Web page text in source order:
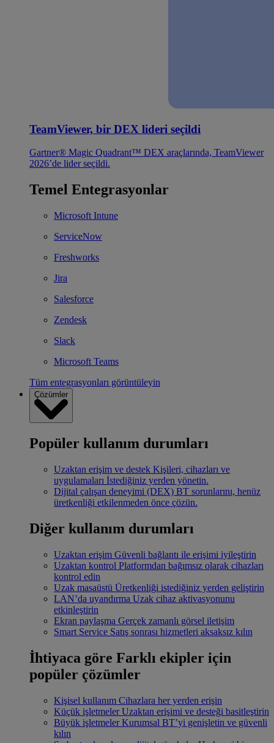
TeamViewer, bir DEX lideri seçildi
Gartner® Magic Quadrant™ DEX araçlarında, TeamViewer
2026’de lider seçildi.
Temel Entegrasyonlar
Microsoft Intune
ServiceNow
Freshworks
Jira
Salesforce
Zendesk
Slack
Microsoft Teams
Tüm entegrasyonları görüntüleyin
Çözümler
Popüler kullanım durumları
Uzaktan erişim ve destek Kişileri, cihazları ve
uygulamaları İstediğiniz yerden yönetin.
Dijital çalışan deneyimi (DEX) BT sorunlarını, henüz
üretkenliği etkilenmeden önce çözün.
Diğer kullanım durumları
Uzaktan erişim Güvenli bağlantı ile erişimi iyileştirin
Uzaktan kontrol Platformdan bağımsız olarak cihazları
kontrol edin
Uzak masaüstü Üretkenliği istediğiniz yerden geliştirin
LAN’da uyandırma Uzak cihaz aktivasyonunu
etkinleştirin
Ekran paylaşma Gerçek zamanlı görsel iletişim
Smart Service Satış sonrası hizmetleri aksaksız kılın
İhtiyaca göre Farklı ekipler için
popüler çözümler
Kişisel kullanım Cihazlara her yerden erişin
Küçük işletmeler Uzaktan erişimi ve desteği basitleştirin
Büyük işletmeler Kurumsal BT’yi genişletin ve güvenli
kılın